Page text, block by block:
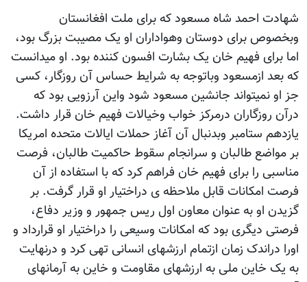
شهادت احمد شاه مسعود که برای ملت افغانستان
وبخصوص برای دوستان وهواداران او یک مصیبت بزرگ بود،
اما برای فهیم خان یک بشارت افسون کننده بود. او میدانست
که بعد ازمسعود وباتوجه به شرایط حساس آن روزگار، کسی
جز او نمیتواند جانشین مسعود شود واین آرزویی بود که
درآن روزگاران درمرکز خواب وخیالات فهیم خان قرار داشت.
یازدهم ستامبر وبدنبال آن آغاز حملات ایالات متحده امریکا
بر مواضع طالبان و سرانجام سقوط حاکمیت طالبان، فرصت
مناسبی را برای فهیم خان فراهم کرد که با استفاده از آن
فرصت امکانات قابل ملاحظه ی دراختیار او قرار گرفت. بر
گزیدن او به عنوان معاون اول ریس جمهور و وزیر دفاع،
فرصتی دیگری بود که امکانات وسیعی را دراختیار او قرارداد و
اورا دراندک زمان ازتمام ارزشهای انسانی تهی کرد و درنهایت
به یک خاین ملی به ارزشهای مقاومت و خاین به آرمانهای